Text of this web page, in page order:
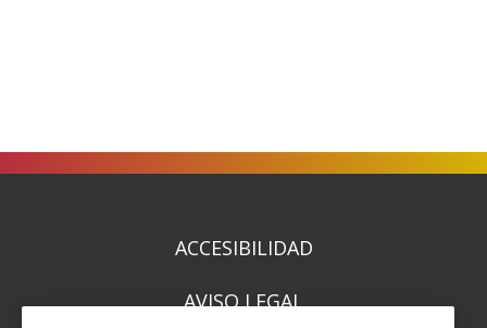
ACCESIBILIDAD
AVISO LEGAL